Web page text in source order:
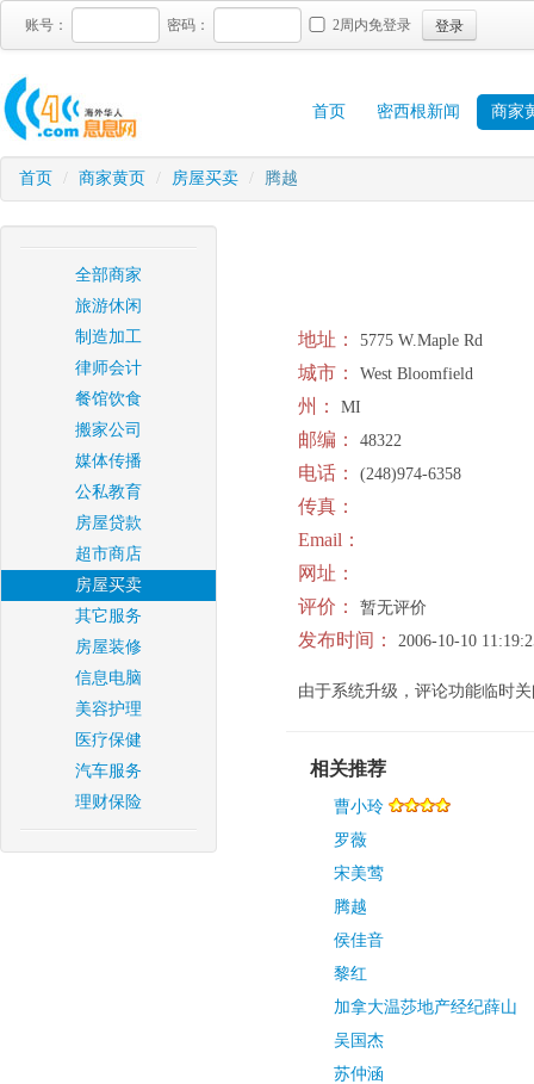
账号： 密码： 2周内免登录 登录
首页 密西根新闻 商家
首页 / 商家黄页 / 房屋买卖 / 腾越
全部商家
旅游休闲
制造加工
律师会计
餐馆饮食
搬家公司
媒体传播
公私教育
房屋贷款
超市商店
房屋买卖
其它服务
房屋装修
信息电脑
美容护理
医疗保健
汽车服务
理财保险
地址： 5775 W.Maple Rd
城市： West Bloomfield
州： MI
邮编： 48322
电话： (248)974-6358
传真：
Email：
网址：
评价：
暂无评价
发布时间： 2006-10-10
由于系统升级，评论功能临时
相关推荐
曹小玲
罗薇
宋美莺
腾越
侯佳音
黎红
加拿大温莎地产经纪薛山
吴国杰
苏仲涵